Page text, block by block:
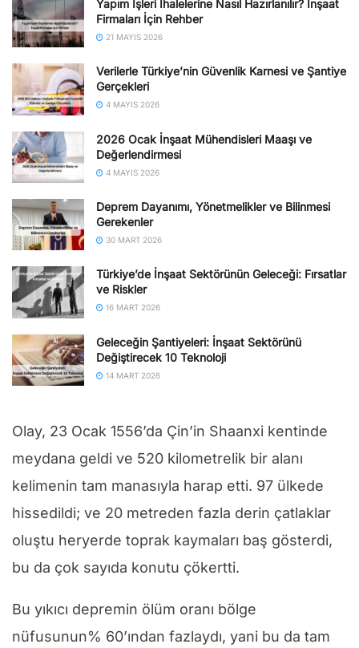
Yapım İşleri İhalelerine Nasıl Hazırlanılır? İnşaat
Firmaları İçin Rehber
21 MAYIS 2026
Verilerle Türkiye’nin Güvenlik Karnesi ve Şantiye
Gerçekleri
4 MAYIS 2026
2026 Ocak İnşaat Mühendisleri Maaşı ve
Değerlendirmesi
4 MAYIS 2026
Deprem Dayanımı, Yönetmelikler ve Bilinmesi
Gerekenler
30 MART 2026
Türkiye’de İnşaat Sektörünün Geleceği: Fırsatlar
ve Riskler
16 MART 2026
Geleceğin Şantiyeleri: İnşaat Sektörünü
Değiştirecek 10 Teknoloji
14 MART 2026
Olay, 23 Ocak 1556’da Çin’in Shaanxi kentinde
meydana geldi ve 520 kilometrelik bir alanı
kelimenin tam manasıyla harap etti. 97 ülkede
hissedildi; ve 20 metreden fazla derin çatlaklar
oluştu heryerde toprak kaymaları baş gösterdi,
bu da çok sayıda konutu çökertti.
Bu yıkıcı depremin ölüm oranı bölge
nüfusunun% 60’ından fazlaydı, yani bu da tam